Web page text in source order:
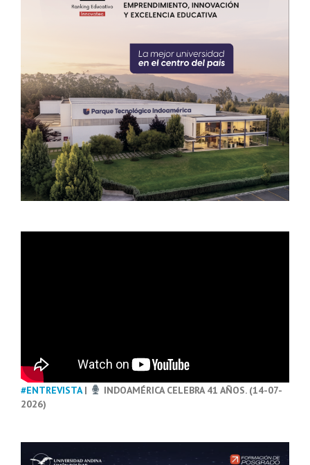
#ENTREVISTA|
INDOAMÉRICA CELEBRA 41 AÑOS. (14-07-
2026)